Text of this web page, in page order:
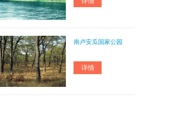
南卢安瓜国家公园